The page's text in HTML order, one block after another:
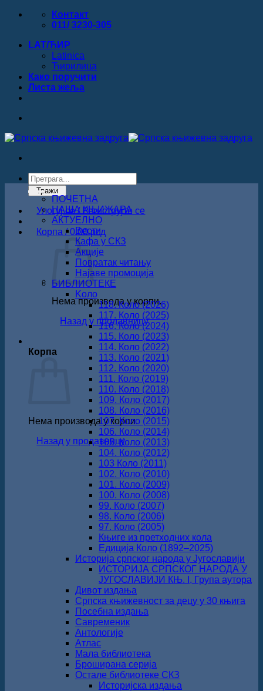
Прескочи
Контакт
011/ 3230-305
LAT/ЋИР
Latinica
Ћирилица
Како поручити
Листa жеља
Products
search
Тражи
Улогуј се / Региструјте се
Корпа /0.00рсд
Нема производа у корпи.
Назад у продавницу
Корпа
Нема производа у корпи.
Назад у продавницу
ПОЧЕТНА
НАША КЊИЖАРА
АКТУЕЛНО
Вести
Кафа у СКЗ
Акције
Повратак читању
Најаве промоција
БИБЛИОТЕКЕ
Koло
118. Коло (2026)
117. Коло (2025)
116. Коло (2024)
115. Коло (2023)
114. Коло (2022)
113. Коло (2021)
112. Коло (2020)
111. Коло (2019)
110. Коло (2018)
109. Коло (2017)
108. Коло (2016)
107. Коло (2015)
106. Коло (2014)
105. Коло (2013)
104. Коло (2012)
103 Коло (2011)
102. Коло (2010)
101. Коло (2009)
100. Коло (2008)
99. Коло (2007)
98. Коло (2006)
97. Коло (2005)
Књиге из претходних кола
Едиција Коло (1892‒2025)
Историја српског народа у Југославији
ИСТОРИЈА СРПСКОГ НАРОДА У
ЈУГОСЛАВИЈИ КЊ. I, Група аутора
Дивот издања
Српска књижевност за децу у 30 књига
Посебна издања
Савременик
Антологије
Атлас
Мала библиотека
Броширана серија
Остале библиотеке СКЗ
Историјска издања